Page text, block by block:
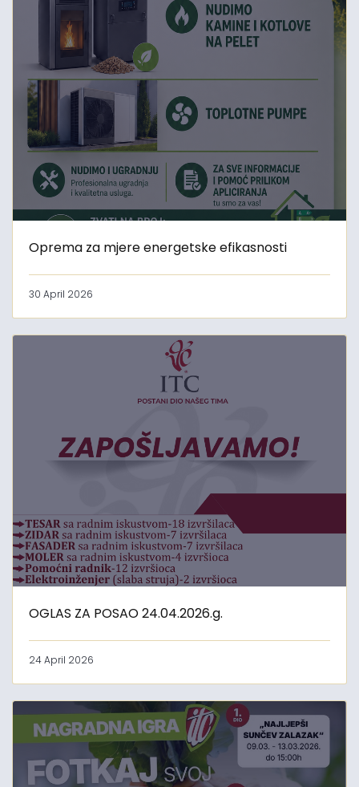
Oprema za mjere energetske efikasnosti
30 April 2026
OGLAS ZA POSAO 24.04.2026.g.
24 April 2026